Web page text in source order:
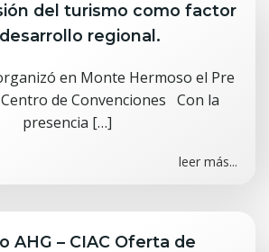
del turismo como factor
regional.
en Monte Hermoso el Pre
de Convenciones Con la
presencia […]
leer más...
AHG – CIAC Oferta de